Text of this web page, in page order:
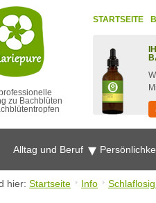
zu Bachblüten
STARTSEITE
Alltag und Beruf
hier: Startseite Info